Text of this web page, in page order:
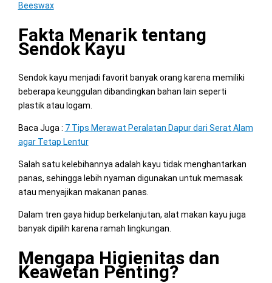
Beeswax
Fakta Menarik tentang
Sendok Kayu
Sendok kayu menjadi favorit banyak orang karena memiliki
beberapa keunggulan dibandingkan bahan lain seperti
plastik atau logam.
Baca Juga : 7 Tips Merawat Peralatan Dapur dari Serat Alam
agar Tetap Lentur
Salah satu kelebihannya adalah kayu tidak menghantarkan
panas, sehingga lebih nyaman digunakan untuk memasak
atau menyajikan makanan panas.
Dalam tren gaya hidup berkelanjutan, alat makan kayu juga
banyak dipilih karena ramah lingkungan.
Mengapa Higienitas dan
KeawetanPenting?